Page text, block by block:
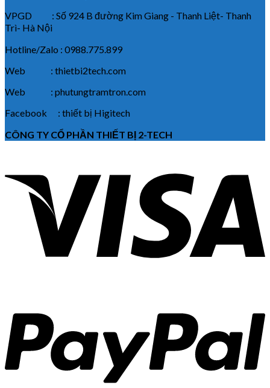
VPGD : Số 924 B đường Kim Giang - Thanh Liệt- Thanh
Trì- Hà Nội
Hotline/Zalo : 0988.775.899
Web : thietbi2tech.com
Web : phutungtramtron.com
Facebook : thiết bị Higitech
CÔNG TY CỔ PHẦN THIẾT BỊ 2-TECH